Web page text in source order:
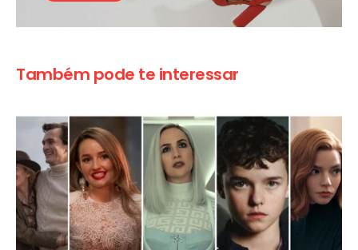
Também pode te interessar